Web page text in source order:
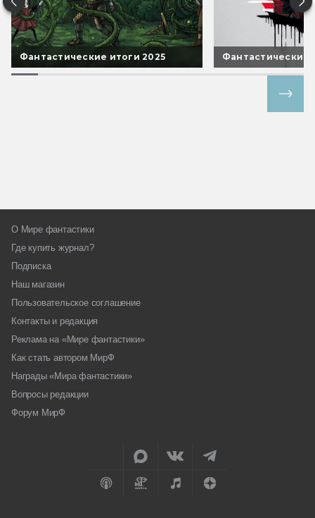
Фантастические итоги 2025 Фантастические
О Мире фантастики
Где купить журнал?
Подписка
Наш магазин
Пользовательское соглашение
Контакты и редакция
Реклама на «Мире фантастики»
Как стать автором МирФ
Награды «Мира фантастики»
Вопросы редакции
Форум МирФ